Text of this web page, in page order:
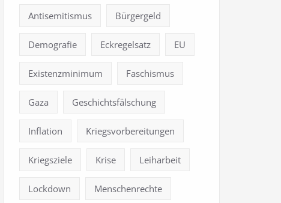
Antisemitismus Bürgergeld
Demografie Eckregelsatz EU
Existenzminimum Faschismus
Gaza Geschichtsfälschung
Inflation Kriegsvorbereitungen
Kriegsziele Krise Leiharbeit
Lockdown Menschenrechte